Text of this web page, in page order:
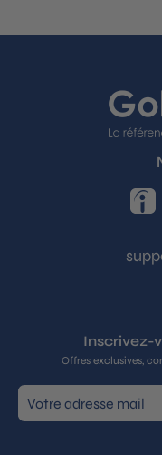
LinkedIn
Inscrivez-
Offres exclusives,
Inscrivez-
vous
S'inscrire